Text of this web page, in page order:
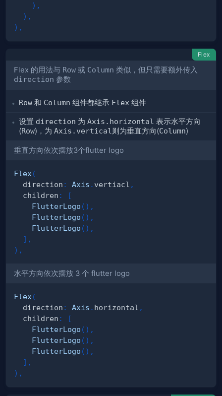
) ,
) ,
) ,
Flex
Flex 的用法与 Row 或 Column 类似，但只需要额外传入
direction 参数
Row 和 Column 组件都继承 Flex 组件
设置 direction 为 Axis.horizontal 表示水平方向
(Row)，为 Axis.vertical 则为垂直方向(Column)
垂直方向依次摆放3个flutter logo
Flex (
  direction
: Axis . vertiacl ,
  children
:
[
FlutterLogo ( ) ,
FlutterLogo ( ) ,
FlutterLogo ( ) ,
] ,
) ,
水平方向依次摆放 3 个 flutter logo
Flex (
  direction
: Axis . horizontal ,
  children
:
[
FlutterLogo ( ) ,
FlutterLogo ( ) ,
FlutterLogo ( ) ,
] ,
) ,